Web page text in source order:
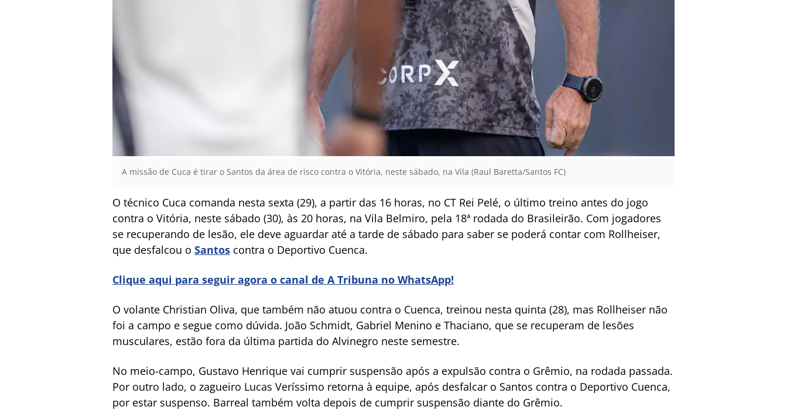
A missão de Cuca é tirar o Santos da área de risco contra o Vitória, neste sábado, na Vila (Raul Baretta/Santos FC)
O técnico Cuca comanda nesta sexta (29), a partir das 16 horas, no CT Rei Pelé, o último treino antes do jogo
contra o Vitória, neste sábado (30), às 20 horas, na Vila Belmiro, pela 18ª rodada do Brasileirão. Com jogadores
se recuperando de lesão, ele deve aguardar até a tarde de sábado para saber se poderá contar com Rollheiser,
que desfalcou o Santos contra o Deportivo Cuenca.
Clique aqui para seguir agora o canal de A Tribuna no WhatsApp!
O volante Christian Oliva, que também não atuou contra o Cuenca, treinou nesta quinta (28), mas Rollheiser não
foi a campo e segue como dúvida. João Schmidt, Gabriel Menino e Thaciano, que se recuperam de lesões
musculares, estão fora da última partida do Alvinegro neste semestre.
No meio-campo, Gustavo Henrique vai cumprir suspensão após a expulsão contra o Grêmio, na rodada passada.
Por outro lado, o zagueiro Lucas Veríssimo retorna à equipe, após desfalcar o Santos contra o Deportivo Cuenca,
por estar suspenso. Barreal também volta depois de cumprir suspensão diante do Grêmio.